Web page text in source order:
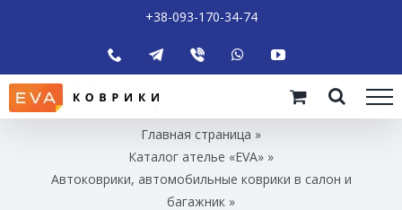
+38-093-170-34-74
Главная страница »
Каталог ателье «EVA» »
Автоковрики, автомобильные коврики в салон и
багажник »